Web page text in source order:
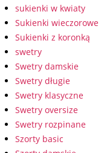
sukienki w kwiaty
Sukienki wieczorowe
Sukienki z koronką
swetry
Swetry damskie
Swetry długie
Swetry klasyczne
Swetry oversize
Swetry rozpinane
Szorty basic